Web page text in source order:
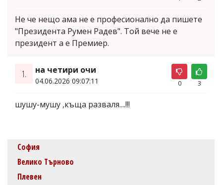
Не че нещо ама не е професионално да пишете
"Президента Румен Радев". Той вече не е
президент а е Премиер.
1. на четири очи
04.06.2026 09:07:11 0 3
шушу-мушу ,къща разваля....!!!
София
Велико Търново
Плевен